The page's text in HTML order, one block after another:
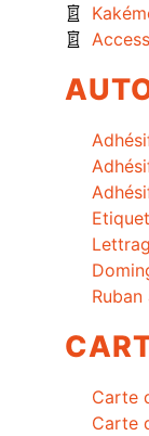
Carte
Carte